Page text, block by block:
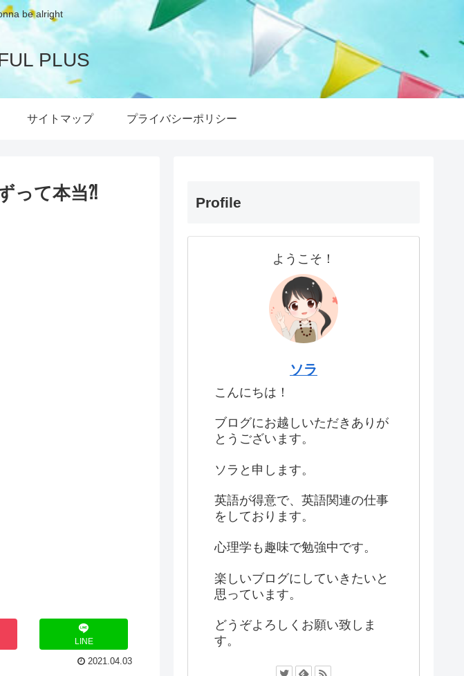
be alright
PLUS
サイトマップ プライバシーポリシー
って本当⁈
LINE
2021.04.03
Profile
ようこそ！
ソラ
こんにちは！
ブログにお越しいただきありが
とうございます。
ソラと申します。
英語が得意で、英語関連の仕事
をしております。
心理学も趣味で勉強中です。
楽しいブログにしていきたいと
思っています。
どうぞよろしくお願い致しま
す。